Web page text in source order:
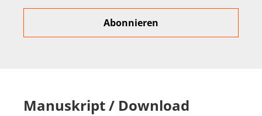
Manuskript / Download